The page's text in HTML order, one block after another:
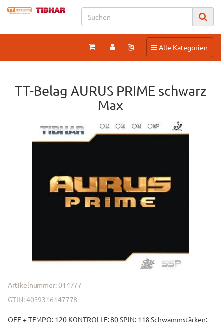
Toggle navigation
Alle Kategorien
TT-Belag AURUS PRIME schwarz
Max
Artikelnummer:014777
GTIN:4039316147778
OFF + TEMPO: 120 KONTROLLE: 80 SPIN: 118 Schwammstärken: